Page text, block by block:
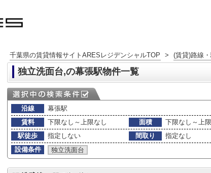
千葉県の賃貸情報サイトARESレジデンシャルTOP > (賃貸)路線
独立洗面台,の幕張駅物件一覧
沿線
幕張駅
賃料
下限なし～上限なし 面積 下限なし～上
駅徒歩
指定しない 間取り
指定なし
設備条件
独立洗面台